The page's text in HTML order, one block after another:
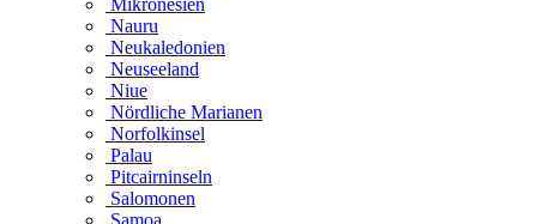
Mikronesien
Nauru
Neukaledonien
Neuseeland
Niue
Nördliche Marianen
Norfolkinsel
Palau
Pitcairninseln
Salomonen
Samoa